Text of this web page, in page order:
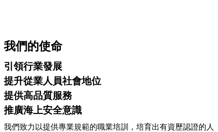
我們的使命
引領行業發展
提升從業人員社會地位
提供高品質服務
推廣海上安全意識
我們致力以提供專業規範的職業培訓，培育出有資歷認證的人